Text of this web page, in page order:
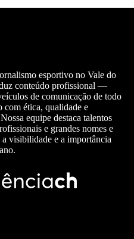
esportivo no Vale do
conteúdo profissional —
de comunicação de todo
com ética, qualidade e
equipe destaca talentos
e grandes nomes e
visibilidade e a importância